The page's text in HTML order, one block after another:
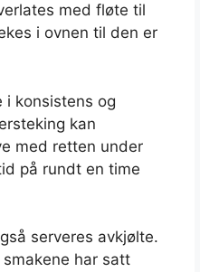
med fløte til
i ovnen til den er
i konsistens og
kan
med retten under
på rundt en time
serveres avkjølte.
har satt